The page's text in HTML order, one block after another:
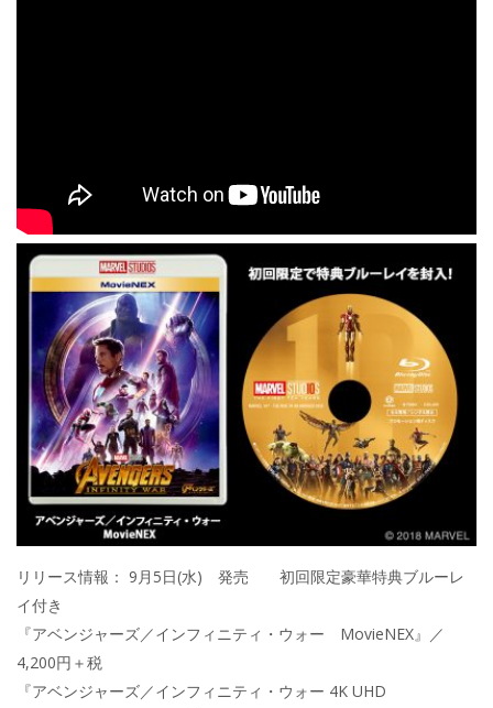
リリース情報： 9月5日(水) 発売 初回限定豪華特典ブルーレ
イ付き
『アベンジャーズ／インフィニティ・ウォー MovieNEX』／
4,200円＋税
『アベンジャーズ／インフィニティ・ウォー 4K UHD